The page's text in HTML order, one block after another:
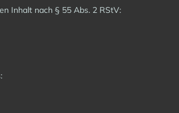
Inhalt nach § 55 Abs. 2 RStV: